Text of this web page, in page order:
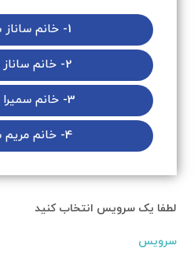
1- خانم ساناز سولاری
2- خانم ساناز مشاور
3- خانم سمیرا هاشمی
4- خانم مریم ساروقی
لطفا یک سرویس انتخاب کنید
سرویس